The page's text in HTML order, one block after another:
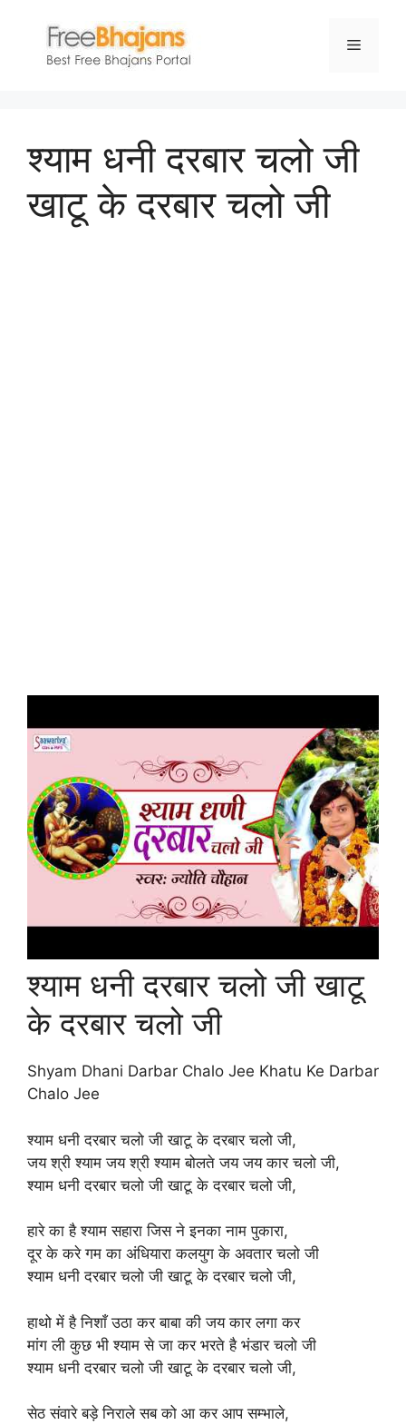
content
Menu
श्याम धनी दरबार चलो जी
खाटू के दरबार चलो जी
श्याम धनी दरबार चलो जी खाटू
के दरबार चलो जी
Shyam Dhani Darbar Chalo Jee Khatu Ke Darbar
Chalo Jee
श्याम धनी दरबार चलो जी खाटू के दरबार चलो जी,
जय श्री श्याम जय श्री श्याम बोलते जय जय कार चलो जी,
श्याम धनी दरबार चलो जी खाटू के दरबार चलो जी,
हारे का है श्याम सहारा जिस ने इनका नाम पुकारा,
दूर के करे गम का अंधियारा कलयुग के अवतार चलो जी
श्याम धनी दरबार चलो जी खाटू के दरबार चलो जी,
हाथो में है निशाँ उठा कर बाबा की जय कार लगा कर
मांग ली कुछ भी श्याम से जा कर भरते है भंडार चलो जी
श्याम धनी दरबार चलो जी खाटू के दरबार चलो जी,
सेठ संवारे बड़े निराले सब को आ कर आप सम्भाले,